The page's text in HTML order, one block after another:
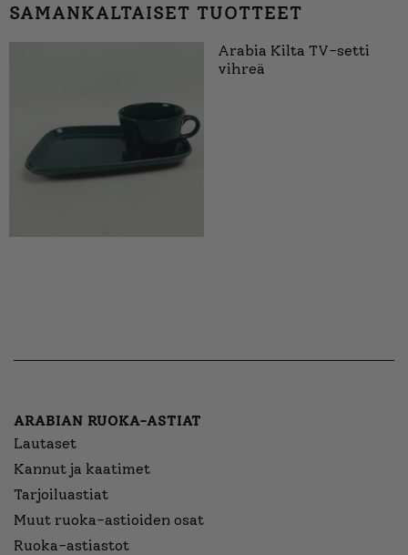
SAMANKALTAISET TUOTTEET
Arabia Kilta TV-setti
vihreä
ARABIAN RUOKA-ASTIAT
Lautaset
Kannut ja kaatimet
Tarjoiluastiat
Muut ruoka-astioiden osat
Ruoka-astiastot